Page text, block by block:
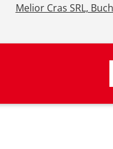
Melior Cras SRL,